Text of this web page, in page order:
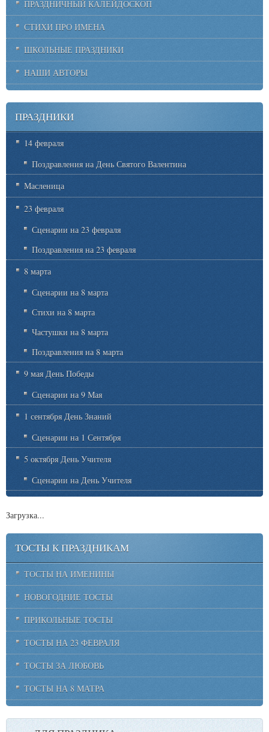
ПРАЗДНИЧНЫЙ КАЛЕЙДОСКОП
СТИХИ ПРО ИМЕНА
ШКОЛЬНЫЕ ПРАЗДНИКИ
НАШИ АВТОРЫ
ПРАЗДНИКИ
14 февраля
Поздравления на День Святого Валентина
Масленица
23 февраля
Сценарии на 23 февраля
Поздравления на 23 февраля
8 марта
Сценарии на 8 марта
Стихи на 8 марта
Частушки на 8 марта
Поздравления на 8 марта
9 мая День Победы
Сценарии на 9 Мая
1 сентября День Знаний
Сценарии на 1 Сентября
5 октября День Учителя
Сценарии на День Учителя
Загрузка...
ТОСТЫ К ПРАЗДНИКАМ
ТОСТЫ НА ИМЕНИНЫ
НОВОГОДНИЕ ТОСТЫ
ПРИКОЛЬНЫЕ ТОСТЫ
ТОСТЫ НА 23 ФЕВРАЛЯ
ТОСТЫ ЗА ЛЮБОВЬ
ТОСТЫ НА 8 МАТРА